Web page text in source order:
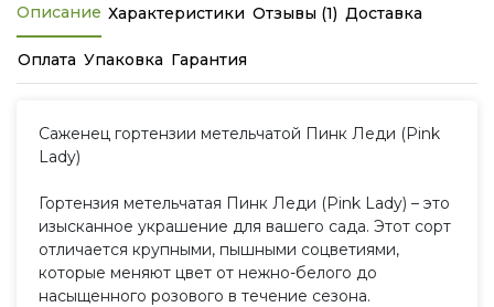
Описание Характеристики Отзывы (1) Доставка
Оплата Упаковка Гарантия
Саженец гортензии метельчатой Пинк Леди (Pink
Lady)
Гортензия метельчатая Пинк Леди (Pink Lady) – это
изысканное украшение для вашего сада. Этот сорт
отличается крупными, пышными соцветиями,
которые меняют цвет от нежно-белого до
насыщенного розового в течение сезона.